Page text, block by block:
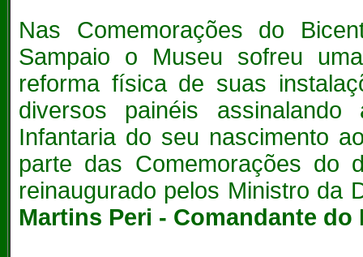
Nas Comemorações do
Sampaio o Museu sofreu
reforma física de suas
diversos painéis
Infantaria do seu nascimento
parte das Comemorações
reinaugurado pelos Ministro da
Martins Peri - Comandante do